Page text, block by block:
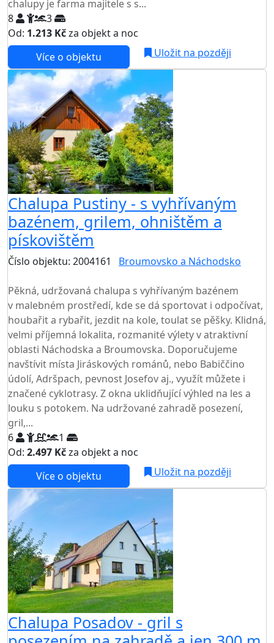
chalupy je farma majitele s s...
8
3
Od: 1.213 Kčza objekt a noc
Více o objektu
Uložit na později
Chalupa Pustiny - s vyhřívaným
bazénem, grilem, ohništěm a
pískovištěm
Číslo objektu: 2004161 Broumovsko a Náchodsko
Pěkná, udržovaná chalupa s vyhřívaným bazénem
v malebném prostředí, kde se dá sportovat i odpočívat,
houbařit a rybařit, jezdit na kole, toulat se pěšky. Klidná,
velmi příjemná lokalita, rozmanité výlety v atraktivní
oblasti Náchodska a Broumovska. Doporučujeme
navštívit místa Jiráskových románů, nebo Babiččino
údolí, Adršpach, pevnost Josefov aj., využít můžete i
značené cyklotrasy. Z okna uklidňující výhled na les a
louku s potokem. Na udržované zahradě posezení,
gril,...
6
1
Od: 2.497 Kčza objekt a noc
Více o objektu
Uložit na později
Chalupa Posadov - gril s